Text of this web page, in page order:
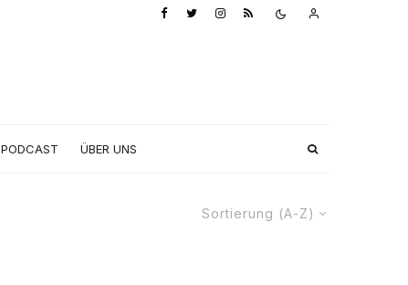
PODCAST ÜBER UNS
Sortierung (A-Z)